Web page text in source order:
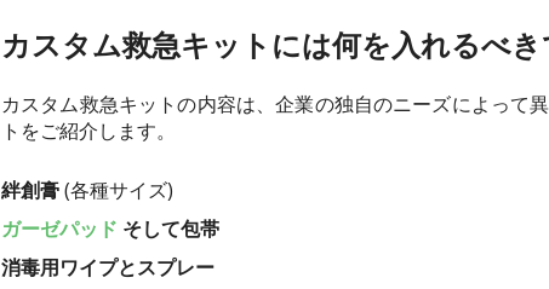
カスタム救急キットには何を入れるべ
カスタム救急キットの内容は、企業の独自のニーズによって
トをご紹介します。
絆創膏(各種サイズ)
ガーゼパッド そして包帯
消毒用ワイプとスプレー